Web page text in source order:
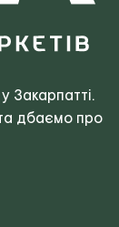
Закарпатті.
дбаємо про